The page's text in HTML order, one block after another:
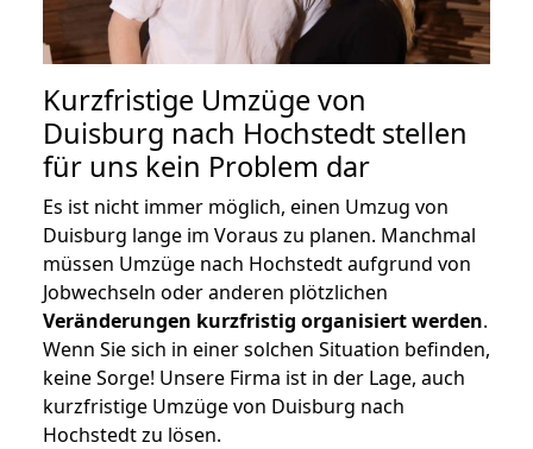
Kurzfristige Umzüge von
Duisburg nach Hochstedt stellen
für uns kein Problem dar
Es ist nicht immer möglich, einen Umzug von
Duisburg lange im Voraus zu planen. Manchmal
müssen Umzüge nach Hochstedt aufgrund von
Jobwechseln oder anderen plötzlichen
Veränderungen kurzfristig organisiert werden.
Wenn Sie sich in einer solchen Situation befinden,
keine Sorge! Unsere Firma ist in der Lage, auch
kurzfristige Umzüge von Duisburg nach
Hochstedt zu lösen.